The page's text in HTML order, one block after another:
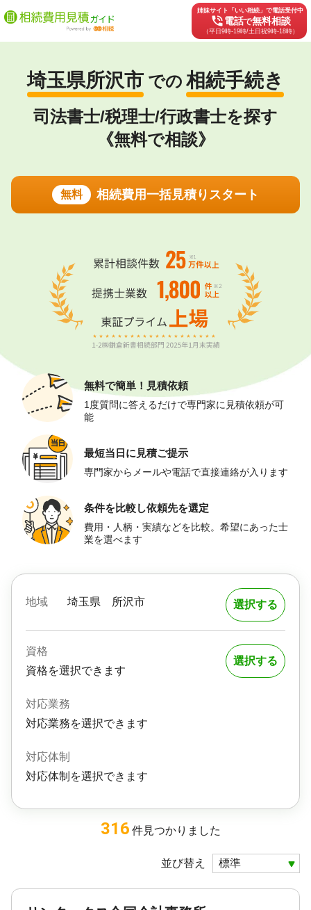
姉妹サイト「いい相続」で電話受付中
phone_in_talk電話で無料相談
（平日9時-19時/土日祝9時-18時）
埼玉県所沢市 での 相続手続き
司法書士/税理士/行政書士を探す
《無料で相談》
無料 相続費用一括見積りスタート
無料で簡単！ 見積依頼
1度質問に答えるだけで専門家に見積依頼が可
能
最短当日に 見積ご提示
専門家からメールや電話で直接連絡が入ります
条件を比較し依頼先を選定
費用・人柄・実績などを比較。希望にあった士
業を選べます
地域 埼玉県 所沢市 選択する
資格
資格を選択できます
対応業務
対応業務を選択できます
対応体制
対応体制を選択できます
選択する
316 件見つかりました
並び替え